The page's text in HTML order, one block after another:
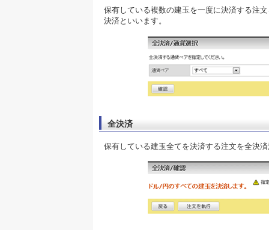
保有している複数の建玉を一度に決済する注
決済といいます。
全決済
保有している建玉全てを決済する注文を全決